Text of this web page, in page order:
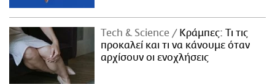
Τech & Science
Κράμπες: Τι τις
προκαλεί και τι να κάνουμε όταν
αρχίσουν οι ενοχλήσεις